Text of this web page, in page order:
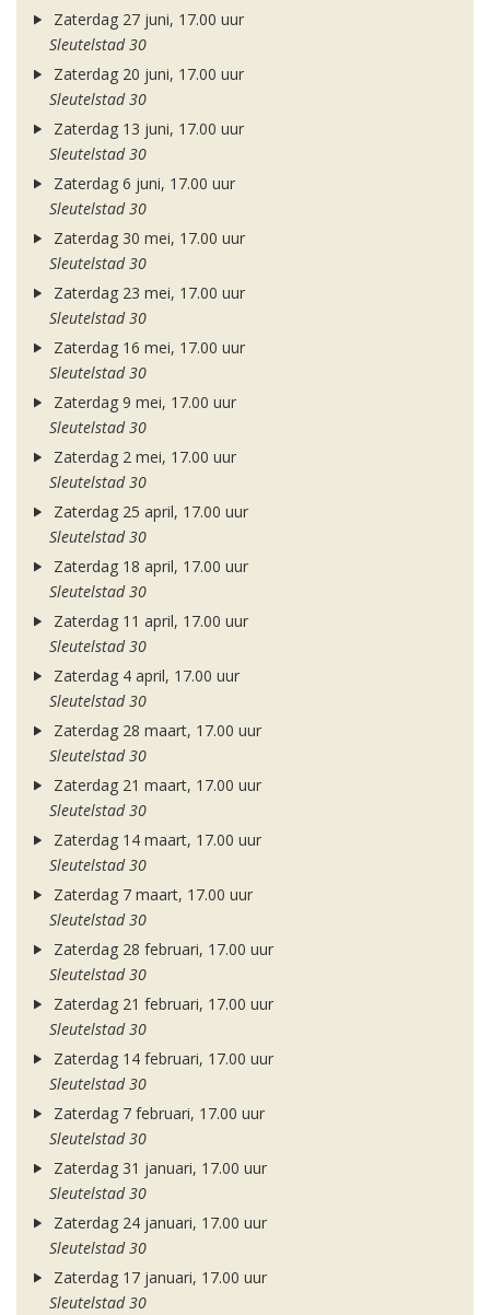
Zaterdag 27 juni, 17.00 uur
Sleutelstad 30
Zaterdag 20 juni, 17.00 uur
Sleutelstad 30
Zaterdag 13 juni, 17.00 uur
Sleutelstad 30
Zaterdag 6 juni, 17.00 uur
Sleutelstad 30
Zaterdag 30 mei, 17.00 uur
Sleutelstad 30
Zaterdag 23 mei, 17.00 uur
Sleutelstad 30
Zaterdag 16 mei, 17.00 uur
Sleutelstad 30
Zaterdag 9 mei, 17.00 uur
Sleutelstad 30
Zaterdag 2 mei, 17.00 uur
Sleutelstad 30
Zaterdag 25 april, 17.00 uur
Sleutelstad 30
Zaterdag 18 april, 17.00 uur
Sleutelstad 30
Zaterdag 11 april, 17.00 uur
Sleutelstad 30
Zaterdag 4 april, 17.00 uur
Sleutelstad 30
Zaterdag 28 maart, 17.00 uur
Sleutelstad 30
Zaterdag 21 maart, 17.00 uur
Sleutelstad 30
Zaterdag 14 maart, 17.00 uur
Sleutelstad 30
Zaterdag 7 maart, 17.00 uur
Sleutelstad 30
Zaterdag 28 februari, 17.00 uur
Sleutelstad 30
Zaterdag 21 februari, 17.00 uur
Sleutelstad 30
Zaterdag 14 februari, 17.00 uur
Sleutelstad 30
Zaterdag 7 februari, 17.00 uur
Sleutelstad 30
Zaterdag 31 januari, 17.00 uur
Sleutelstad 30
Zaterdag 24 januari, 17.00 uur
Sleutelstad 30
Zaterdag 17 januari, 17.00 uur
Sleutelstad 30